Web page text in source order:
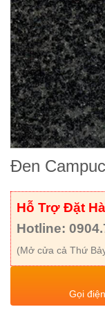
Đen
Hỗ Trợ Đặt
Hotline:
(Mở cửa cả Thứ
Gọi